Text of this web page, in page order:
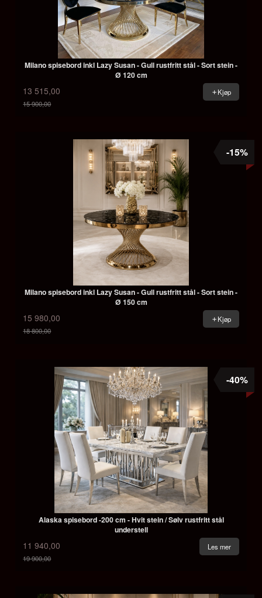
Milano spisebord inkl Lazy Susan - Gull rustfritt stål - Sort stein -
Ø 120 cm
13 515,00
15 900,00
Kjøp
Milano spisebord inkl Lazy Susan - Gull rustfritt stål - Sort stein -
Ø 150 cm
15 980,00
18 800,00
-15%
Kjøp
Alaska spisebord -200 cm - Hvit stein / Sølv rustfritt stål
understell
11 940,00
19 900,00
-40%
Les mer